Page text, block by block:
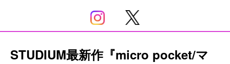
STUDIUM最新作『micro pocket/マ